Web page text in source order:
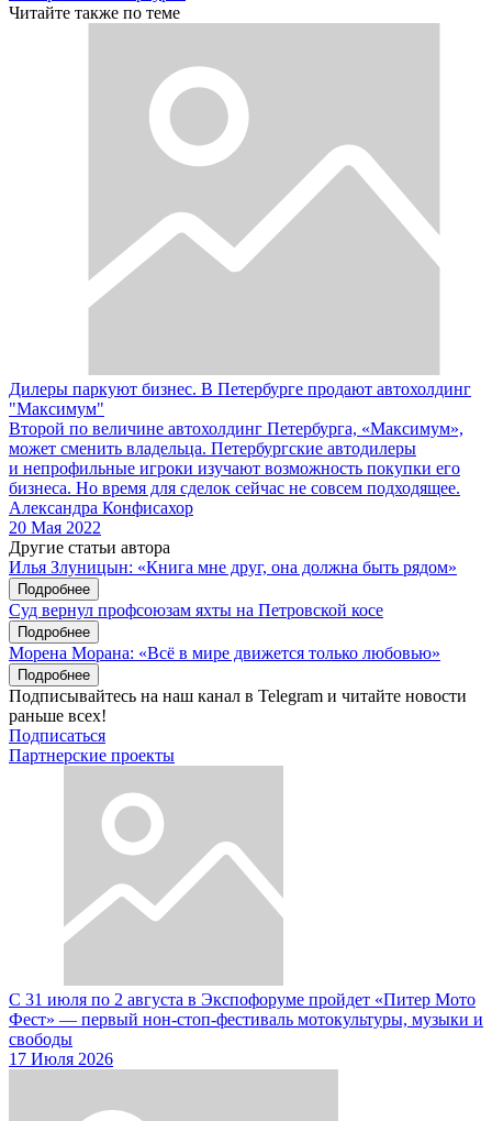
Читайте также по теме
Дилеры паркуют бизнес. В Петербурге продают автохолдинг
"Максимум"
Второй по величине автохолдинг Петербурга, «Максимум»,
может сменить владельца. Петербургские автодилеры
и непрофильные игроки изучают возможность покупки его
бизнеса. Но время для сделок сейчас не совсем подходящее.
Александра Конфисахор
20 Мая 2022
Другие статьи автора
Илья Злуницын: «Книга мне друг, она должна быть рядом»
Подробнее
Суд вернул профсоюзам яхты на Петровской косе
Подробнее
Морена Морана: «Всё в мире движется только любовью»
Подробнее
Подписывайтесь на наш канал в Telegram и читайте новости
раньше всех!
Подписаться
Партнерские проекты
С 31 июля по 2 августа в Экспофоруме пройдет «Питер Мото
Фест» — первый нон-стоп-фестиваль мотокультуры, музыки и
свободы
17 Июля 2026